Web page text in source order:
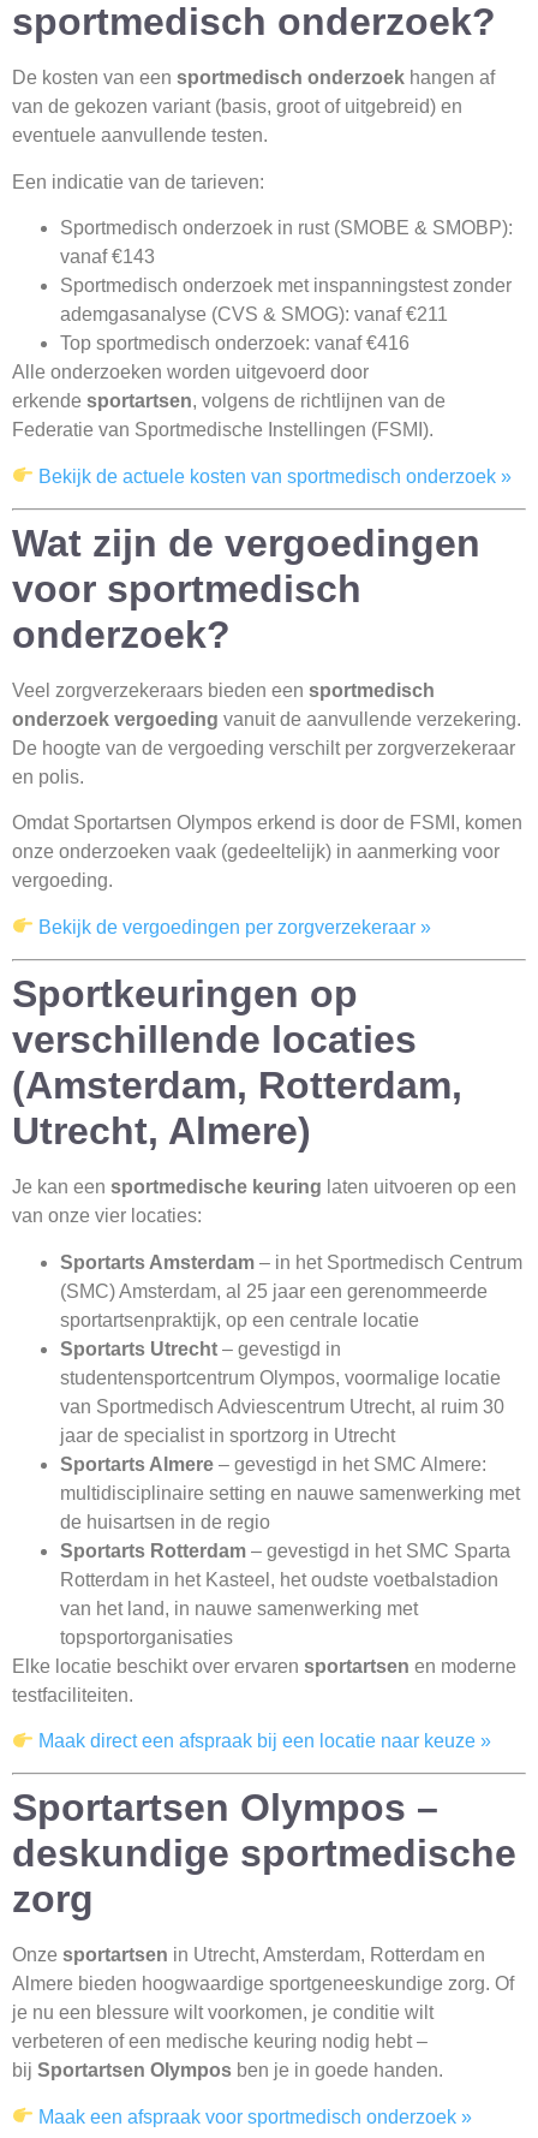
sportmedisch onderzoek?
De kosten van een sportmedisch onderzoek hangen af
van de gekozen variant (basis, groot of uitgebreid) en
eventuele aanvullende testen.
Een indicatie van de tarieven:
Sportmedisch onderzoek in rust (SMOBE & SMOBP):
vanaf €143
Sportmedisch onderzoek met inspanningstest zonder
ademgasanalyse (CVS & SMOG): vanaf €211
Top sportmedisch onderzoek: vanaf €416
Alle onderzoeken worden uitgevoerd door
erkende sportartsen, volgens de richtlijnen van de
Federatie van Sportmedische Instellingen (FSMI).
Bekijk de actuele kosten van sportmedisch onderzoek »
Wat zijn de vergoedingen
voor sportmedisch
onderzoek?
Veel zorgverzekeraars bieden een sportmedisch
onderzoek vergoeding vanuit de aanvullende verzekering.
De hoogte van de vergoeding verschilt per zorgverzekeraar
en polis.
Omdat Sportartsen Olympos erkend is door de FSMI, komen
onze onderzoeken vaak (gedeeltelijk) in aanmerking voor
vergoeding.
Bekijk de vergoedingen per zorgverzekeraar »
Sportkeuringen op
verschillende locaties
(Amsterdam, Rotterdam,
Utrecht, Almere)
Je kan een sportmedische keuring laten uitvoeren op een
van onze vier locaties:
Sportarts Amsterdam – in het Sportmedisch Centrum
(SMC) Amsterdam, al 25 jaar een gerenommeerde
sportartsenpraktijk, op een centrale locatie
Sportarts Utrecht – gevestigd in
studentensportcentrum Olympos, voormalige locatie
van Sportmedisch Adviescentrum Utrecht, al ruim 30
jaar de specialist in sportzorg in Utrecht
Sportarts Almere – gevestigd in het SMC Almere:
multidisciplinaire setting en nauwe samenwerking met
de huisartsen in de regio
Sportarts Rotterdam – gevestigd in het SMC Sparta
Rotterdam in het Kasteel, het oudste voetbalstadion
van het land, in nauwe samenwerking met
topsportorganisaties
Elke locatie beschikt over ervaren sportartsen en moderne
testfaciliteiten.
Maak direct een afspraak bij een locatie naar keuze »
Sportartsen Olympos –
deskundige sportmedische
zorg
Onze sportartsen in Utrecht, Amsterdam, Rotterdam en
Almere bieden hoogwaardige sportgeneeskundige zorg. Of
je nu een blessure wilt voorkomen, je conditie wilt
verbeteren of een medische keuring nodig hebt –
bij Sportartsen Olympos ben je in goede handen.
Maak een afspraak voor sportmedisch onderzoek »